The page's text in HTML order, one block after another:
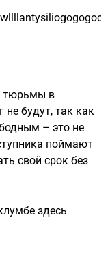
тюрьмы в
не будут, так как
– это не
поймают
свой срок без
здесь